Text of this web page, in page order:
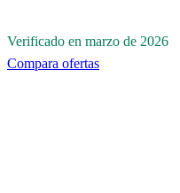
Verificado en marzo de 2026
Compara ofertas